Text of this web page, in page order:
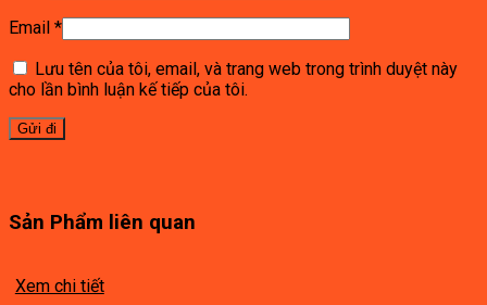
Email *
Lưu tên của tôi, email, và trang web trong trình duyệt này
cho lần bình luận kế tiếp của tôi.
Sản Phẩm liên quan
Xem chi tiết